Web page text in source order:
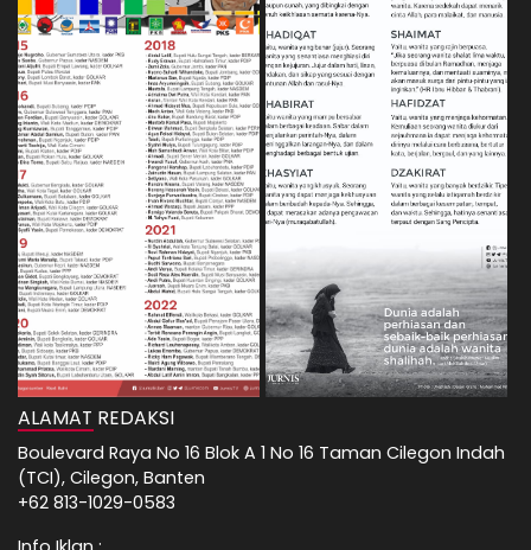
ALAMAT REDAKSI
Boulevard Raya No 16 Blok A 1 No 16 Taman Cilegon Indah
(TCI), Cilegon, Banten
+62 813-1029-0583